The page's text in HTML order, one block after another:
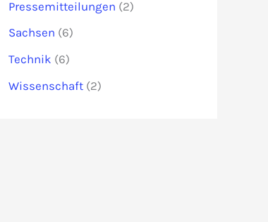
Pressemitteilungen (2)
Sachsen (6)
Technik (6)
Wissenschaft (2)